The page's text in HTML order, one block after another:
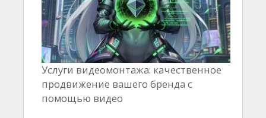
Услуги видеомонтажа: качественное
продвижение вашего бренда с
помощью видео